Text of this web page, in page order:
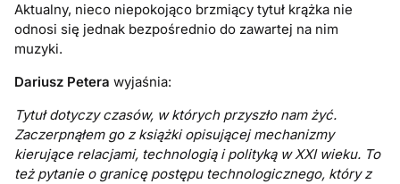
Aktualny, nieco niepokojąco brzmiący tytuł krążka nie
odnosi się jednak bezpośrednio do zawartej na nim
muzyki.
Dariusz Petera wyjaśnia:
Tytuł dotyczy czasów, w których przyszło nam żyć.
Zaczerpnąłem go z książki opisującej mechanizmy
kierujące relacjami, technologią i polityką w XXI wieku. To
też pytanie o granicę postępu technologicznego, który z